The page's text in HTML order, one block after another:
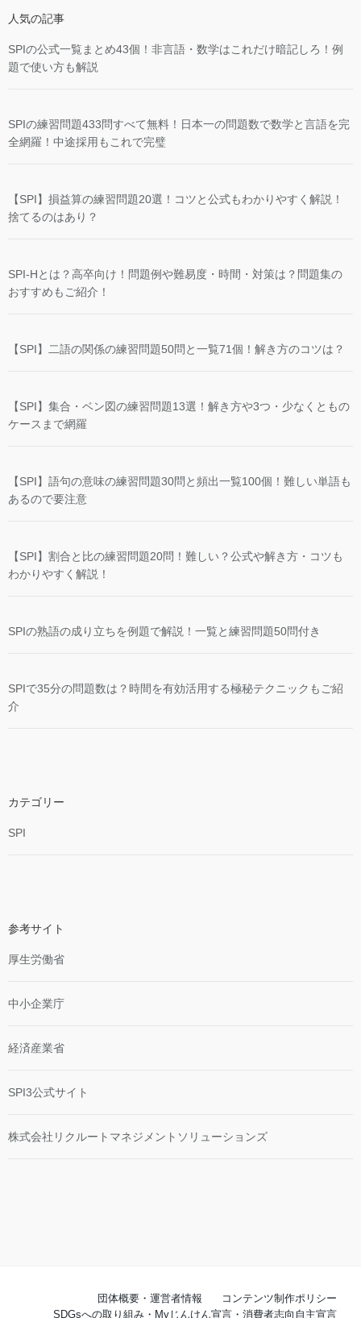
人気の記事
SPIの公式一覧まとめ43個！非言語・数学はこれだけ暗記しろ！例
題で使い方も解説
SPIの練習問題433問すべて無料！日本一の問題数で数学と言語を完
全網羅！中途採用もこれで完璧
【SPI】損益算の練習問題20選！コツと公式もわかりやすく解説！
捨てるのはあり？
SPI-Hとは？高卒向け！問題例や難易度・時間・対策は？問題集の
おすすめもご紹介！
【SPI】二語の関係の練習問題50問と一覧71個！解き方のコツは？
【SPI】集合・ベン図の練習問題13選！解き方や3つ・少なくともの
ケースまで網羅
【SPI】語句の意味の練習問題30問と頻出一覧100個！難しい単語も
あるので要注意
【SPI】割合と比の練習問題20問！難しい？公式や解き方・コツも
わかりやすく解説！
SPIの熟語の成り立ちを例題で解説！一覧と練習問題50問付き
SPIで35分の問題数は？時間を有効活用する極秘テクニックもご紹
介
カテゴリー
SPI
参考サイト
厚生労働省
中小企業庁
経済産業省
SPI3公式サイト
株式会社リクルートマネジメントソリューションズ
団体概要・運営者情報
コンテンツ制作ポリシー
SDGsへの取り組み・Myじんけん宣言・消費者志向自主宣言